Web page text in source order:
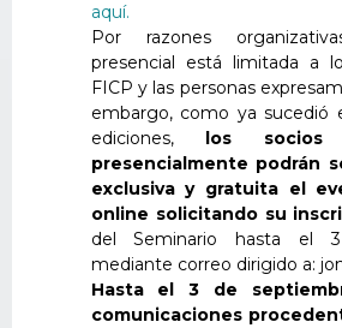
aquí.
Por razones
presencial está limitada a
FICP y las personas
embargo, como ya sucedió
ediciones, los socios
presencialmente podrán
exclusiva y gratuita el
online solicitando su
del Seminario hasta el
mediante correo dirigido a:
Hasta el 3 de
comunicaciones